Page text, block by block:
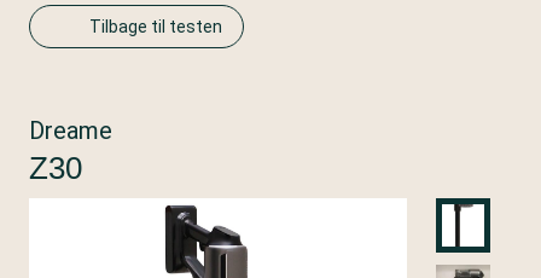
Tilbage til testen
Dreame
Z30